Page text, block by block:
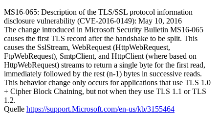
MS16-065: Description of the TLS/SSL protocol information
disclosure vulnerability (CVE-2016-0149): May 10, 2016
The change introduced in Microsoft Security Bulletin MS16-065
causes the first TLS record after the handshake to be split. This
causes the SslStream, WebRequest (HttpWebRequest,
FtpWebRequest), SmtpClient, and HttpClient (where based on
HttpWebRequest) streams to return a single byte for the first read,
immediately followed by the rest (n-1) bytes in successive reads.
This behavior change only occurs for applications that use TLS 1.0
+ Cipher Block Chaining, but not when they use TLS 1.1 or TLS
1.2.
Quelle https://support.Microsoft.com/en-us/kb/3155464